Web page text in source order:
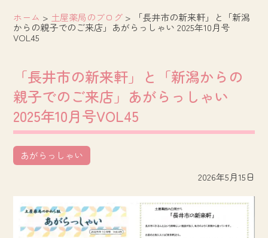
ホーム > 土屋薬局のブログ >
「長井市の新来軒」と「新潟
からの親子でのご来店」あがらっしゃい 2025年10月号
VOL45
「長井市の新来軒」と「新潟からの
親子でのご来店」あがらっしゃい
2025年10月号VOL45
あがらっしゃい
2026年5月15日